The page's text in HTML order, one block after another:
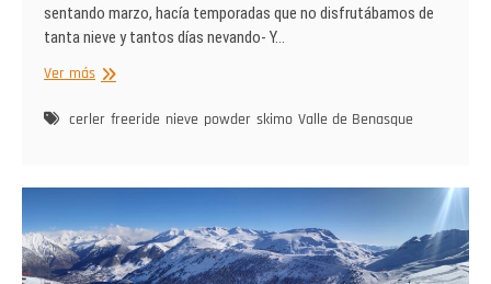
sentando marzo, hacía temporadas que no disfrutábamos de
tanta nieve y tantos días nevando- Y…
Ver másPowder
en
cerler freeride nieve powder skimo Valle de Benasque